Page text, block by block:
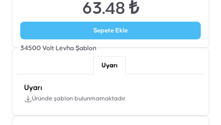
63.48 ₺
Sepete Ekle
34500 Volt Levha Şablon
Uyarı
Uyarı
Üründe şablon bulunmamaktadır.